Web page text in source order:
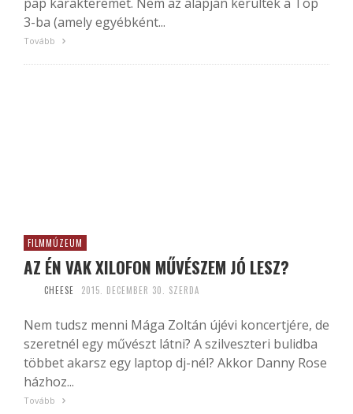
3-ba (amely egyébként...
Tovább
FILMMÚZEUM
AZ ÉN VAK XILOFON MŰVÉSZEM JÓ LESZ?
CHEESE 2015. DECEMBER 30. SZERDA
Nem tudsz menni Mága Zoltán újévi koncertjére, de
szeretnél egy művészt látni? A szilveszteri bulidba
többet akarsz egy laptop dj-nél? Akkor Danny Rose
házhoz...
Tovább